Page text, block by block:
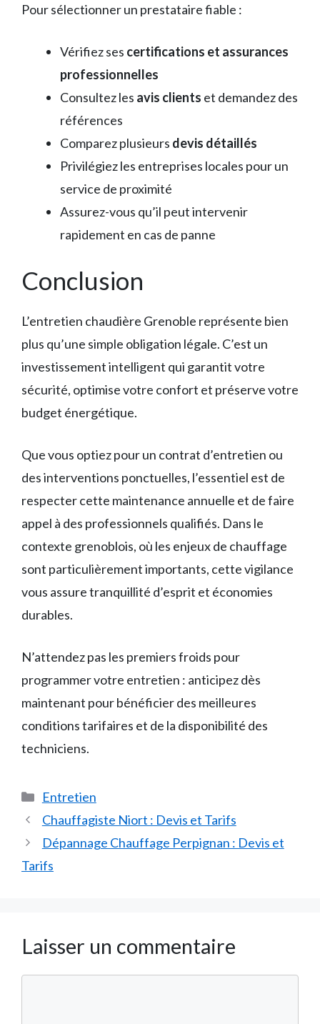
Pour sélectionner un prestataire fiable :
Vérifiez ses certifications et assurances
professionnelles
Consultez les avis clients et demandez des
références
Comparez plusieurs devis détaillés
Privilégiez les entreprises locales pour un
service de proximité
Assurez-vous qu’il peut intervenir
rapidement en cas de panne
Conclusion
L’entretien chaudière Grenoble représente bien
plus qu’une simple obligation légale. C’est un
investissement intelligent qui garantit votre
sécurité, optimise votre confort et préserve votre
budget énergétique.
Que vous optiez pour un contrat d’entretien ou
des interventions ponctuelles, l’essentiel est de
respecter cette maintenance annuelle et de faire
appel à des professionnels qualifiés. Dans le
contexte grenoblois, où les enjeux de chauffage
sont particulièrement importants, cette vigilance
vous assure tranquillité d’esprit et économies
durables.
N’attendez pas les premiers froids pour
programmer votre entretien : anticipez dès
maintenant pour bénéficier des meilleures
conditions tarifaires et de la disponibilité des
techniciens.
Catégories
Entretien
Chauffagiste Niort : Devis et Tarifs
Dépannage Chauffage Perpignan : Devis et
Tarifs
Laisser un commentaire